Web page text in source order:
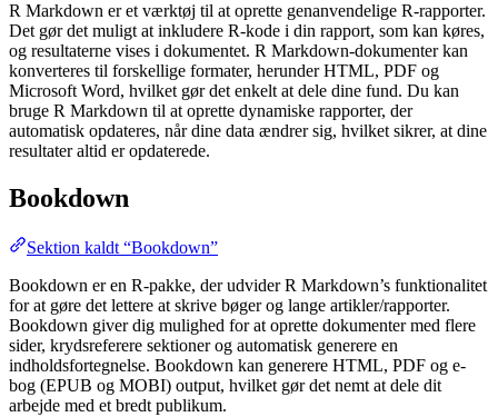
R Markdown er et værktøj til at oprette genanvendelige R-rapporter.
Det gør det muligt at inkludere R-kode i din rapport, som kan køres,
og resultaterne vises i dokumentet. R Markdown-dokumenter kan
konverteres til forskellige formater, herunder HTML, PDF og
Microsoft Word, hvilket gør det enkelt at dele dine fund. Du kan
bruge R Markdown til at oprette dynamiske rapporter, der
automatisk opdateres, når dine data ændrer sig, hvilket sikrer, at dine
resultater altid er opdaterede.
Bookdown
Sektion kaldt “Bookdown”
Bookdown er en R-pakke, der udvider R Markdown’s funktionalitet
for at gøre det lettere at skrive bøger og lange artikler/rapporter.
Bookdown giver dig mulighed for at oprette dokumenter med flere
sider, krydsreferere sektioner og automatisk generere en
indholdsfortegnelse. Bookdown kan generere HTML, PDF og e-
bog (EPUB og MOBI) output, hvilket gør det nemt at dele dit
arbejde med et bredt publikum.